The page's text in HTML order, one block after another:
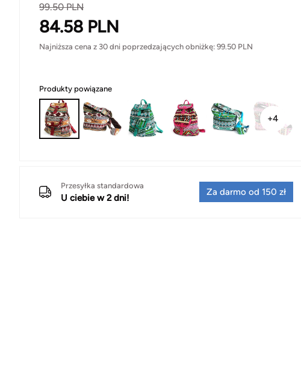
99.50PLN
84.58 PLN
Najniższa cena z 30 dni poprzedzających obniżkę: 99.50 PLN
Produkty powiązane
+4
Przesyłka standardowa
U ciebie w 2 dni!
Za darmo od 150 zł